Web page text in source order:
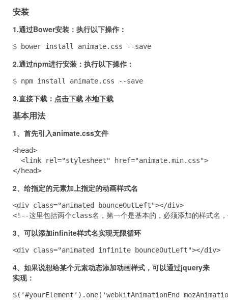
安装
1.通过Bower安装：执行以下操作：
$ bower install animate.css --save
2.通过npm进行安装：执行以下操作：
$ npm install animate.css --save
3.直接下载： 点击下载 本地下载
基本用法
1、首先引入animate.css文件
<head>
  <link rel="stylesheet" href="animate.min.css">
</head>
2、给指定的元素加上指定的动画样式名
<div class="animated bounceOutLeft"></div>
<!--这里包括两个class名，第一个是基本的，必须添加的样式名
3、可以添加infinite样式名实现无限循环
<div class="animated infinite bounceOutLeft"></div>
4、如果说想给某个元素动态添加动画样式，可以通过jquery来
实现：
$('#yourElement').one('webkitAnimationEnd